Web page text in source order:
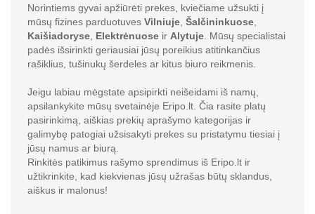
Norintiems gyvai apžiūrėti prekes, kviečiame užsukti į
mūsų fizines parduotuves Vilniuje Šalčininkuose
Kaišiadoryse Elektrėnuose ir Alytuje . Mūsų specialistai
padės išsirinkti geriausiai jūsų poreikius atitinkančius
rašiklius, tušinukų šerdeles ar kitus biuro reikmenis.
Jeigu labiau mėgstate apsipirkti neišeidami iš namų,
apsilankykite mūsų svetainėje Eripo.lt. Čia rasite platų
pasirinkimą, aiškias prekių aprašymo kategorijas ir
galimybę patogiai užsisakyti prekes su pristatymu tiesiai į
jūsų namus ar biurą.
Rinkitės patikimus rašymo sprendimus iš Eripo.lt ir
užtikrinkite, kad kiekvienas jūsų užrašas būtų sklandus,
aiškus ir malonus!